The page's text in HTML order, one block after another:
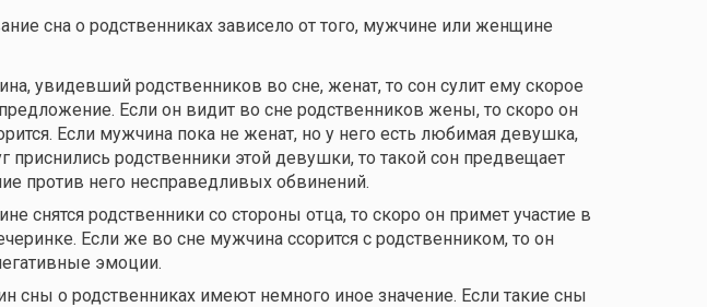
сна о родственниках зависело от того, мужчине или женщине
увидевший родственников во сне, женат, то сон сулит ему скорое
Если он видит во сне родственников жены, то скоро он
Если мужчина пока не женат, но у него есть любимая девушка,
приснились родственники этой девушки, то такой сон предвещает
против него несправедливых обвинений.
снятся родственники со стороны отца, то скоро он примет участие в
Если же во сне мужчина ссорится с родственником, то он
эмоции.
сны о родственниках имеют немного иное значение. Если такие сны